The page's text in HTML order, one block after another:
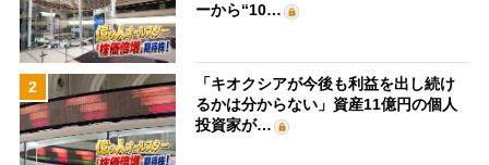
ーから“10…
2
「キオクシアが今後も利益を出し続け
るかは分からない」資産11億円の個人
投資家が…